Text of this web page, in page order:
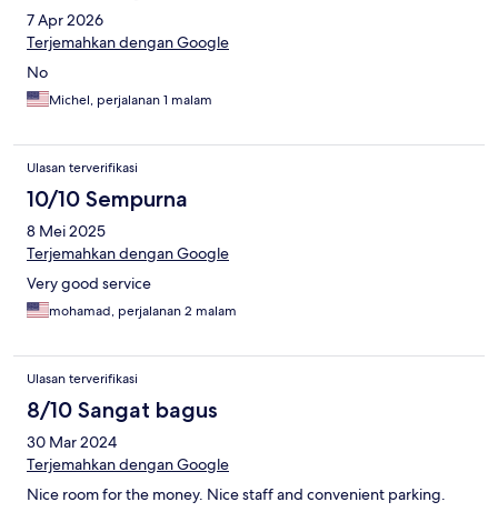
7 Apr 2026
Terjemahkan dengan Google
No
Michel, perjalanan 1 malam
Ulasan terverifikasi
10/10 Sempurna
8 Mei 2025
Terjemahkan dengan Google
Very good service
mohamad, perjalanan 2 malam
Ulasan terverifikasi
8/10 Sangat bagus
30 Mar 2024
Terjemahkan dengan Google
Nice room for the money. Nice staff and convenient parking.